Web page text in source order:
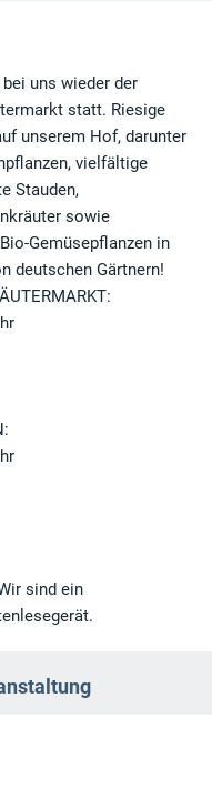
uns wieder der
statt. Riesige
unserem Hof, darunter
vielfältige
Stauden,
sowie
Gemüsepflanzen in
deutschen Gärtnern!
sind ein